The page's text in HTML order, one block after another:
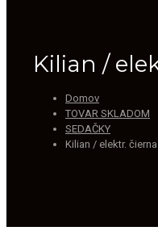
Kilian /
Domov
TOVAR SKLADOM
SEDAČKY
Kilian / elektr. čierna